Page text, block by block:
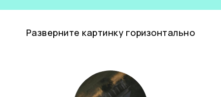
Разверните картинку горизонтально